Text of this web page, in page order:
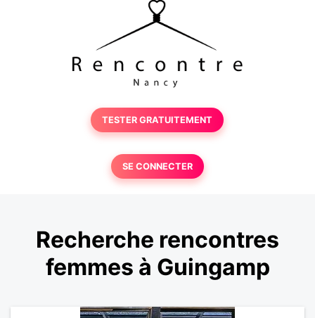
TESTER GRATUITEMENT
SE CONNECTER
Recherche rencontres
femmes à Guingamp